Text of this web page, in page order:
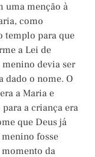
uma menção à
como
templo para que
a Lei de
devia ser
dado o nome. O
a Maria e
a criança era
que Deus já
fosse
da